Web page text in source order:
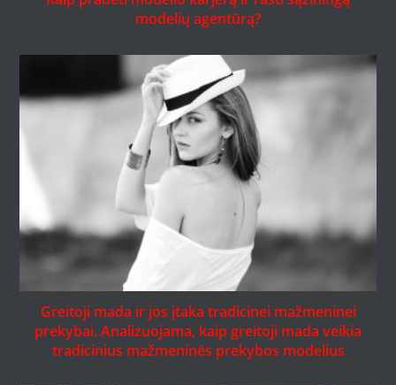
modelių agentūrą?
Greitoji mada ir jos įtaka tradicinei mažmeninei
prekybai. Analizuojama, kaip greitoji mada veikia
tradicinius mažmeninės prekybos modelius